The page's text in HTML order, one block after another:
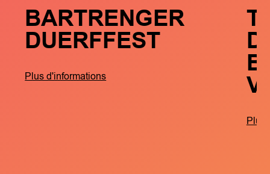
BARTRENGER
DUERFFEST
Plus d'informations
Plus